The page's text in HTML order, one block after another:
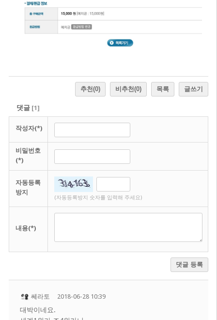
추천(0) 비추천(0) 목록 글쓰기
댓글[1]
작성자(*)
비밀번호
(*)
자동등록
방지
(자동등록방지 숫자를 입력해 주세요)
내용(*)
댓글 등록
쎄라토 2018-06-28 10:39
대박이네요.